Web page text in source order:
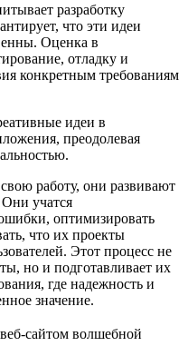
разработку
что эти идеи
Оценка в
отладку и
конкретным требованиям
идеи в
преодолевая
работу, они развивают
учатся
оптимизировать
что их проекты
Этот процесс не
но и подготавливает их
где надежность и
значение.
сайтом волшебной